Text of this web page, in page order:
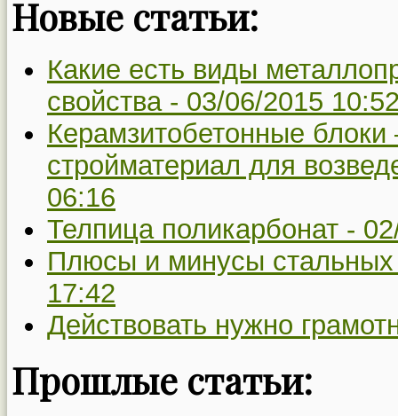
Новые статьи:
Какие есть виды
свойства - 03/06/2015
Керамзитобетонные
стройматериал для
06:16
Телпица поликарбонат -
Плюсы и минусы
17:42
Действовать нужно
Прошлые статьи: